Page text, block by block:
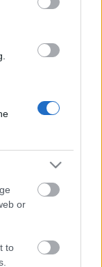
or
to
T.
azt
hogyan
írja A
és